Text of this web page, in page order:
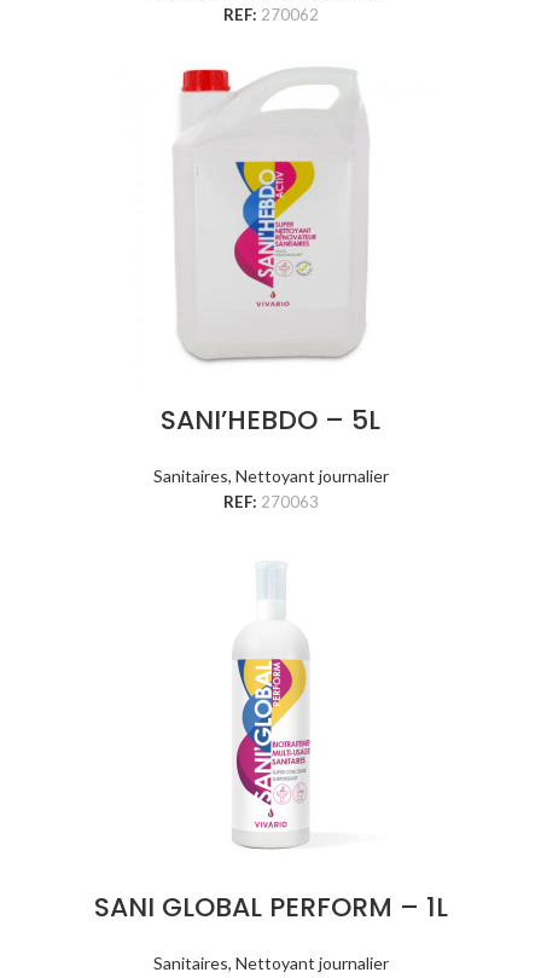
REF: 270062
SANI’HEBDO – 5L
Sanitaires, Nettoyant journalier
REF: 270063
SANI GLOBAL PERFORM – 1L
Sanitaires, Nettoyant journalier